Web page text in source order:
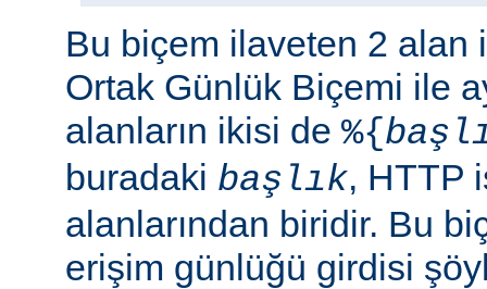
Bu biçem ilaveten 2 alan
Ortak Günlük Biçemi ile
alanların ikisi de %{
buradaki başlık, HTTP
alanlarından biridir. Bu
erişim günlüğü girdisi